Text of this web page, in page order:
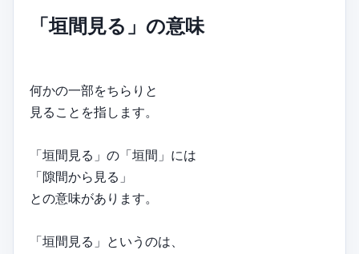
「垣間見る」の意味
何かの一部をちらりと
見ることを指します。
「垣間見る」の「垣間」には
「隙間から見る」
との意味があります。
「垣間見る」というのは、